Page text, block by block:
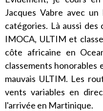
Jacques Vabre avec
catégories. Là aussi
IMOCA, ULTIM et
côte africaine en
classements honorables
mauvais ULTIM. Les
vents variables en
l'arrivée en Martinique.